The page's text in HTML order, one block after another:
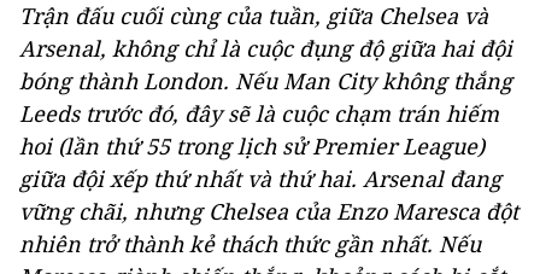
Trận đấu cuối cùng của tuần, giữa Chelsea và
Arsenal, không chỉ là cuộc đụng độ giữa hai đội
bóng thành London. Nếu Man City không thắng
Leeds trước đó, đây sẽ là cuộc chạm trán hiếm
hoi (lần thứ 55 trong lịch sử Premier League)
giữa đội xếp thứ nhất và thứ hai. Arsenal đang
vững chãi, nhưng Chelsea của Enzo Maresca đột
nhiên trở thành kẻ thách thức gần nhất. Nếu